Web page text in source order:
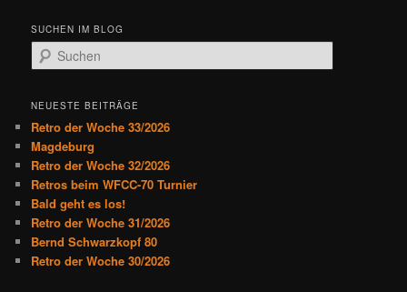
SUCHEN IM BLOG
u
h
n
NEUESTE BEITRÄGE
Retro der Woche 33/2026
Magdeburg
Retro der Woche 32/2026
Retros beim WFCC-70 Turnier
Bald geht es los!
Retro der Woche 31/2026
Bernd Schwarzkopf 80
Retro der Woche 30/2026